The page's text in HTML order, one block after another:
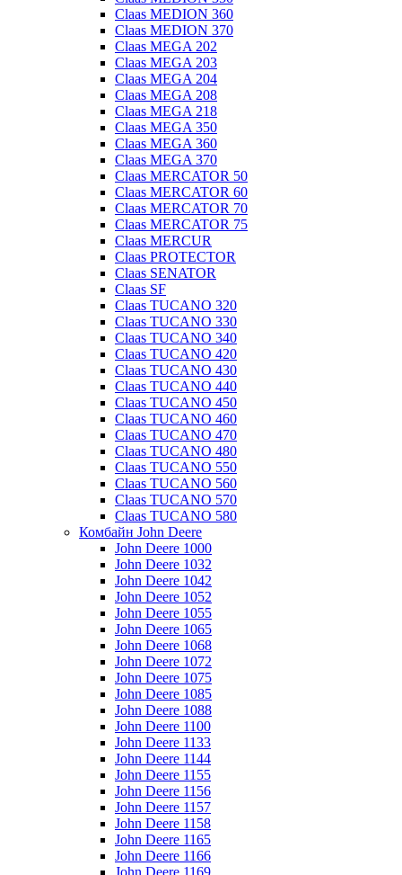
Claas MEDION 360
Claas MEDION 370
Claas MEGA 202
Claas MEGA 203
Claas MEGA 204
Claas MEGA 208
Claas MEGA 218
Claas MEGA 350
Claas MEGA 360
Claas MEGA 370
Claas MERCATOR 50
Claas MERCATOR 60
Claas MERCATOR 70
Claas MERCATOR 75
Claas MERCUR
Claas PROTECTOR
Claas SENATOR
Claas SF
Claas TUCANO 320
Claas TUCANO 330
Claas TUCANO 340
Claas TUCANO 420
Claas TUCANO 430
Claas TUCANO 440
Claas TUCANO 450
Claas TUCANO 460
Claas TUCANO 470
Claas TUCANO 480
Claas TUCANO 550
Claas TUCANO 560
Claas TUCANO 570
Claas TUCANO 580
Комбайн John Deere
John Deere 1000
John Deere 1032
John Deere 1042
John Deere 1052
John Deere 1055
John Deere 1065
John Deere 1068
John Deere 1072
John Deere 1075
John Deere 1085
John Deere 1088
John Deere 1100
John Deere 1133
John Deere 1144
John Deere 1155
John Deere 1156
John Deere 1157
John Deere 1158
John Deere 1165
John Deere 1166
John Deere 1169